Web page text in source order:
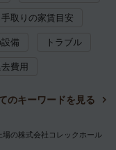
手取りの家賃目安
備 トラブル
費用
のキーワードを見る
の株式会社コレックホール